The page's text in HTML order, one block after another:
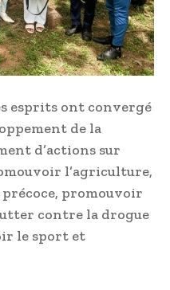
esprits ont convergé
de la
d’actions sur
l’agriculture,
promouvoir
contre la drogue
le sport et